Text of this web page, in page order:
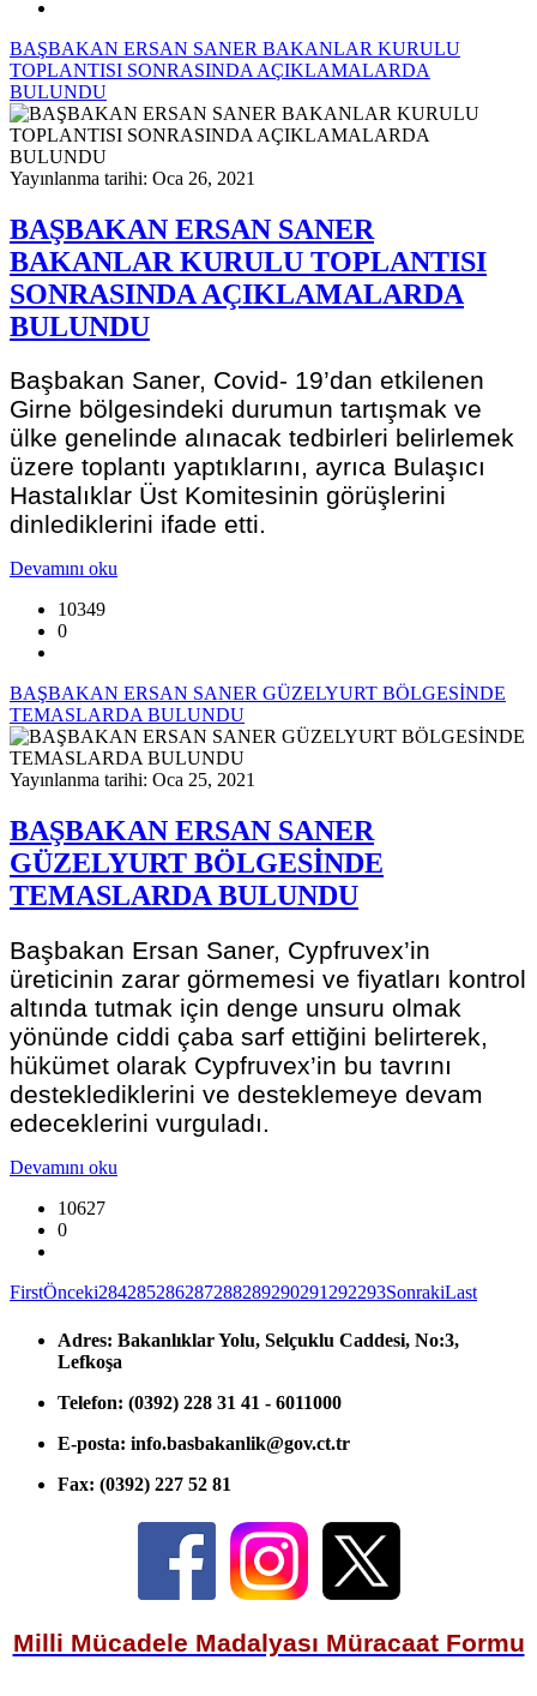
BAŞBAKAN ERSAN SANER BAKANLAR KURULU
TOPLANTISI SONRASINDA AÇIKLAMALARDA
BULUNDU
Yayınlanma tarihi: Oca 26, 2021
BAŞBAKAN ERSAN SANER
BAKANLAR KURULU TOPLANTISI
SONRASINDA AÇIKLAMALARDA
BULUNDU
Başbakan Saner, Covid- 19’dan etkilenen
Girne bölgesindeki durumun tartışmak ve
ülke genelinde alınacak tedbirleri belirlemek
üzere toplantı yaptıklarını, ayrıca Bulaşıcı
Hastalıklar Üst Komitesinin görüşlerini
dinlediklerini ifade etti.
Devamını oku
10349
0
BAŞBAKAN ERSAN SANER GÜZELYURT BÖLGESİNDE
TEMASLARDA BULUNDU
Yayınlanma tarihi: Oca 25, 2021
BAŞBAKAN ERSAN SANER
GÜZELYURT BÖLGESİNDE
TEMASLARDA BULUNDU
Başbakan Ersan Saner, Cypfruvex’in
üreticinin zarar görmemesi ve fiyatları kontrol
altında tutmak için denge unsuru olmak
yönünde ciddi çaba sarf ettiğini belirterek,
hükümet olarak Cypfruvex’in bu tavrını
desteklediklerini ve desteklemeye devam
edeceklerini vurguladı.
Devamını oku
10627
0
FirstÖnceki284285286287288289290291 292293SonrakiLast
Adres: Bakanlıklar Yolu, Selçuklu Caddesi, No:3,
Lefkoşa
Telefon: (0392) 228 31 41 - 6011000
E-posta: info.basbakanlik@gov.ct.tr
Fax: (0392) 227 52 81
Milli Mücadele Madalyası Müracaat Formu